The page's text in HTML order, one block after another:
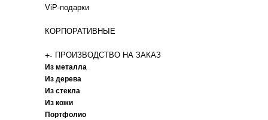
ViP-подарки
КОРПОРАТИВНЫЕ
+- ПРОИЗВОДСТВО НА ЗАКАЗ
Из металла
Из дерева
Из стекла
Из кожи
Портфолио